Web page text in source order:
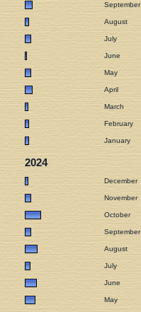
September
August
July
June
May
April
March
February
January
2024
December
November
October
September
August
July
June
May